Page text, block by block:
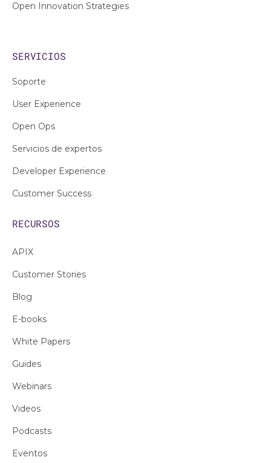
Open Innovation Strategies
SERVICIOS
Soporte
User Experience
Open Ops
Servicios de expertos
Developer Experience
Customer Success
RECURSOS
APIX
Customer Stories
Blog
E-books
White Papers
Guides
Webinars
Videos
Podcasts
Eventos